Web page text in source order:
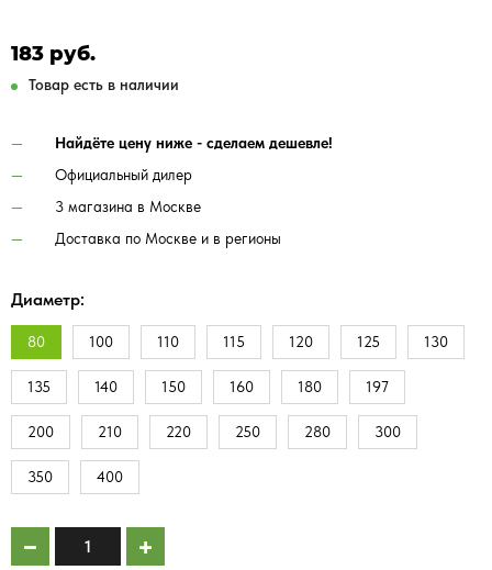
183 руб.
Товар есть в наличии
Найдёте цену ниже - сделаем дешевле!
Официальный дилер
3 магазина в Москве
Доставка по Москве и в регионы
Диаметр:
80 100 110 115 120 125 130
135 140 150 160 180 197
200 210 220 250 280 300
350 400